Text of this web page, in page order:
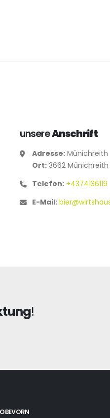
unsereAnschrift
Adresse: Münichreith
Ort: 3662 Münichreith
Telefon: +4374136119
E-Mail:
!